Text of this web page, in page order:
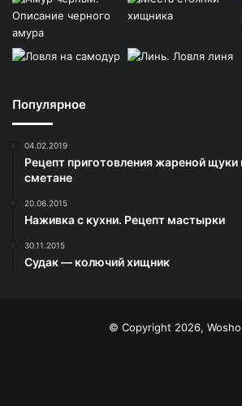
Популярное
04.02.2019
Рецепт приготовления жареной щуки
сметане
20.06.2015
Наживка с кухни. Рецепт мастырки
30.11.2015
Судак — колючий хищник
© Copyright 2026,